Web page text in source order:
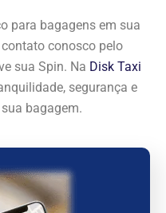
para bagagens em sua
conosco pelo
sua Spin. Na Disk Taxi
segurança e
bagagem.